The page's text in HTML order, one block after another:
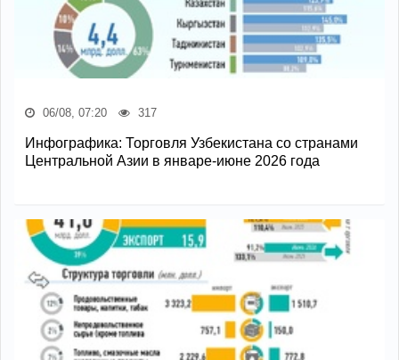
06/08, 07:20 317
Инфографика: Торговля Узбекистана со странами
Центральной Азии в январе-июне 2026 года